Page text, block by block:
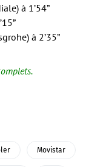
à 1’54”
à 2’35”
Movistar